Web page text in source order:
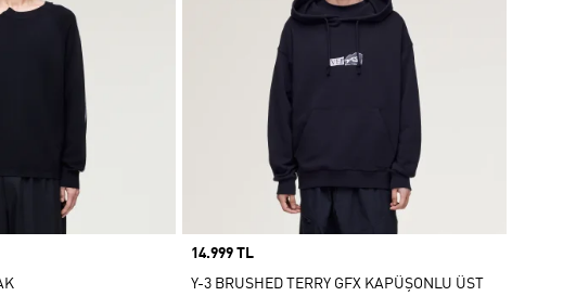
Price
14.999 TL
Y-3 BRUSHED TERRY GFX KAPÜŞONLU ÜST